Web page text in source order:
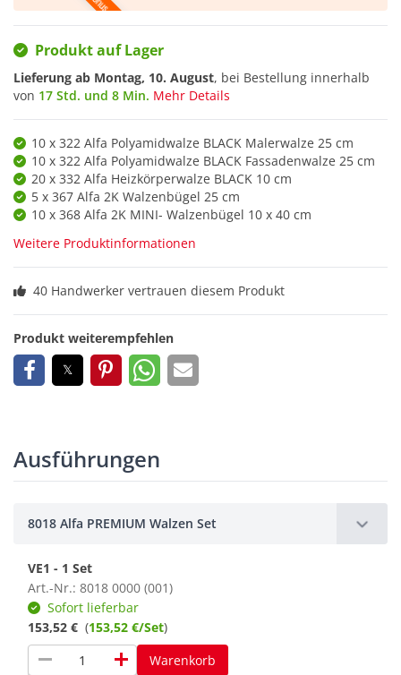
Produkt auf Lager
Lieferung ab Montag, 10. August, bei Bestellung innerhalb
von 17 Std. und 8 Min. Mehr Details
10 x 322 Alfa Polyamidwalze BLACK Malerwalze 25 cm
10 x 322 Alfa Polyamidwalze BLACK Fassadenwalze 25 cm
20 x 332 Alfa Heizkörperwalze BLACK 10 cm
5 x 367 Alfa 2K Walzenbügel 25 cm
10 x 368 Alfa 2K MINI- Walzenbügel 10 x 40 cm
Weitere Produktinformationen
40 Handwerker vertrauen diesem Produkt
Produkt weiterempfehlen
Ausführungen
8018 Alfa PREMIUM Walzen Set
VE1 - 1 Set
Art.-Nr.: 8018 0000 (001)
Sofort lieferbar
153,52 € (153,52 €/Set)
remove add Warenkorb